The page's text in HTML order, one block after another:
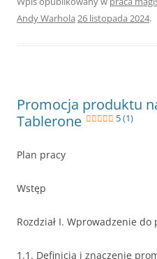
Andy Warhola 26 listopada 2024.
Promocja produktu
Tablerone
5 (1)
Plan pracy
Wstęp
Rozdział I. Wprowadzenie
1.1. Definicja i znaczenie